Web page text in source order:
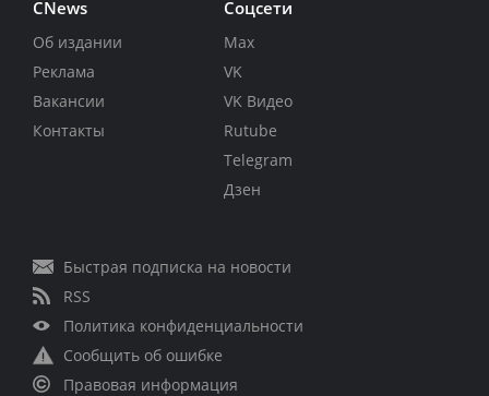
CNews
Об издании
Реклама
Вакансии
Контакты
Соцсети
Max
VK
VK Видео
Rutube
Telegram
Дзен
Быстрая подписка на новости
RSS
Политика конфиденциальности
Сообщить об ошибке
Правовая информация